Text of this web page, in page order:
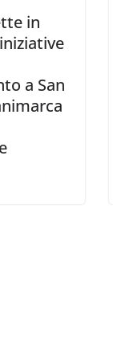
in
a San